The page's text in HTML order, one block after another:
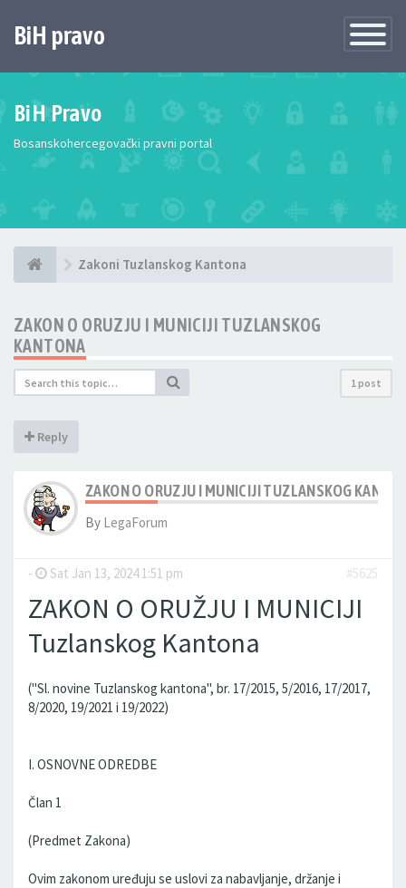
Toggle
BiH pravo
BiH Pravo
Bosanskohercegovački pravni portal
Zakoni Tuzlanskog Kantona
ZAKON O ORUZJU I MUNICIJI TUZLANSKOG
KANTONA
1 post
Reply
ZAKON O ORUZJU I MUNICIJI TUZLANSKOG
By LegaForum
- Sat Jan 13, 2024 1:51 pm #5625
ZAKON O ORUŽJU I MUNICIJI
Tuzlanskog Kantona
("Sl. novine Tuzlanskog kantona", br. 17/2015, 5/2016, 17/2017,
8/2020, 19/2021 i 19/2022)
I. OSNOVNE ODREDBE
Član 1
(Predmet Zakona)
Ovim zakonom uređuju se uslovi za nabavljanje, držanje i